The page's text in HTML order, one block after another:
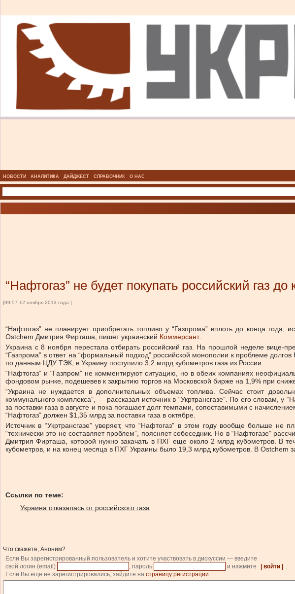
НОВОСТИ АНАЛИТИКА ДАЙДЖЕСТ СПРАВОЧНИК О НАС
“Нафтогаз” не будет покупать российский газ до
[09:57 12 ноября 2013 года ]
“Нафтогаз” не планирует приобретать топливо у “Газпрома” вплоть до конца
Ostchem Дмитрия Фирташа, пишет украинский Коммерсант.
Украина с 8 ноября перестала отбирать российский газ. На прошлой неделе вице-
“Газпрома” в ответ на “формальный подход” российской монополии к проблеме
по данным ЦДУ ТЭК, в Украину поступило 3,2 млрд кубометров газа из России.
“Нафтогаз” и “Газпром” не комментируют ситуацию, но в обеих компаниях
фондовом рынке, подешевев к закрытию торгов на Московской бирже на 1,9% при
“Украина не нуждается в дополнительных объемах топлива. Сейчас стоит
коммунального комплекса”, — рассказал источник в “Укртрансгазе”. По его словам,
за поставки газа в августе и пока погашает долг темпами, сопоставимыми с
“Нафтогаз” должен $1,35 млрд за поставки газа в октябре.
Источник в “Укртрансгазе” уверяет, что “Нафтогаз” в этом году вообще больше
“технически это не составляет проблем”, поясняет собеседник. Но в “Нафтогазе”
Дмитрия Фирташа, которой нужно закачать в ПХГ еще около 2 млрд кубометров. В
кубометров, и на конец месяца в ПХГ Украины было 19,3 млрд кубометров. В Ostchem
Ссылки по теме:
Украина отказалась от российского газа
Что скажете, Аноним?
Если Вы зарегистрированный пользователь и хотите участвовать в дискуссии — введите
свой логин (email)
, пароль и нажмите | войти |
.
Если Вы еще не зарегистрировались, зайдите на страницу регистрации.